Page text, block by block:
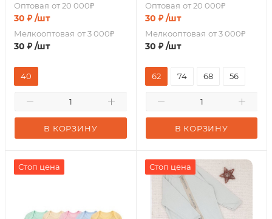
Оптовая от 20 000₽
30 ₽ /шт
Мелкооптовая от 3 000₽
30 ₽ /шт
В КОРЗИНУ
40
Оптовая от 20 000₽
30 ₽ /шт
Мелкооптовая от 3 000₽
30 ₽ /шт
В КОРЗИНУ
62 74 68 56
Стоп цена Стоп цена